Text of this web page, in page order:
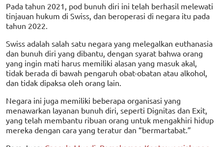
Pada tahun 2021, pod bunuh diri ini telah berhasil melewati
tinjauan hukum di Swiss, dan beroperasi di negara itu pada
tahun 2022.
Swiss adalah salah satu negara yang melegalkan euthanasia
dan bunuh diri yang dibantu, dengan syarat bahwa orang
yang ingin mati harus memiliki alasan yang masuk akal,
tidak berada di bawah pengaruh obat-obatan atau alkohol,
dan tidak dipaksa oleh orang lain.
Negara ini juga memiliki beberapa organisasi yang
menawarkan layanan bunuh diri, seperti Dignitas dan Exit,
yang telah membantu ribuan orang untuk mengakhiri hidup
mereka dengan cara yang teratur dan “bermartabat.”